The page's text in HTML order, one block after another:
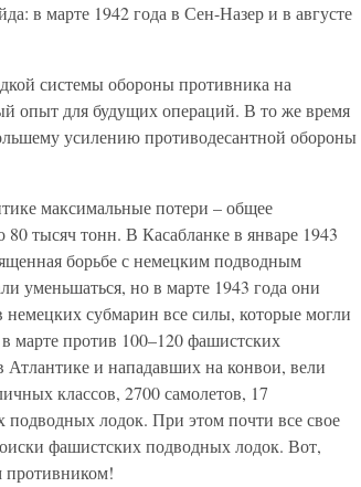
в марте 1942 года в Сен-Назер и в августе
системы обороны противника на
опыт для будущих операций. В то же время
усилению противодесантной обороны
максимальные потери – общее
тысяч тонн. В Касабланке в январе 1943
борьбе с немецким подводным
уменьшаться, но в марте 1943 года они
субмарин все силы, которые могли
марте против 100–120 фашистских
и нападавших на конвои, вели
классов, 2700 самолетов, 17
лодок. При этом почти все свое
фашистских подводных лодок. Вот,
противником!